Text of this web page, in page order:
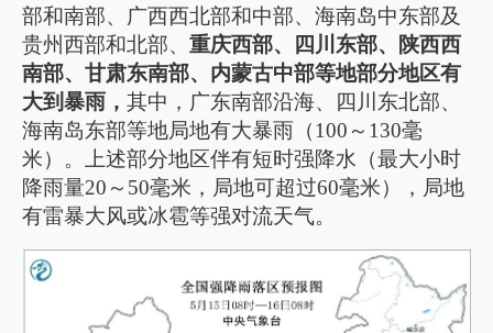
部和南部、广西西北部和中部、海南岛中东部及
贵州西部和北部、重庆西部、四川东部、陕西西
南部、甘肃东南部、内蒙古中部等地部分地区有
大到暴雨，其中，广东南部沿海、四川东北部、
海南岛东部等地局地有大暴雨（100～130毫
米）。上述部分地区伴有短时强降水（最大小时
降雨量20～50毫米，局地可超过60毫米），局地
有雷暴大风或冰雹等强对流天气。